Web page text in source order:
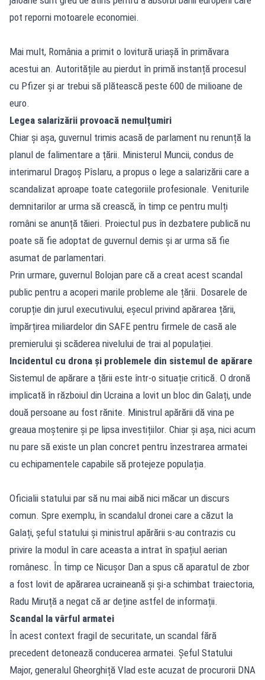
pot reporni motoarele economiei.
Mai mult, România a primit o lovitură uriașă în primăvara
acestui an. Autoritățile au pierdut în primă instanță procesul
cu Pfizer și ar trebui să plătească peste 600 de milioane de
euro.
Legea salarizării provoacă nemulțumiri
Chiar și așa, guvernul trimis acasă de parlament nu renunță la
planul de falimentare a țării. Ministerul Muncii, condus de
interimarul Dragoș Pîslaru, a propus o lege a salarizării care a
scandalizat aproape toate categoriile profesionale. Veniturile
demnitarilor ar urma să crească, în timp ce pentru mulți
români se anunță tăieri. Proiectul pus în dezbatere publică nu
poate să fie adoptat de guvernul demis și ar urma să fie
asumat de parlamentari.
Prin urmare, guvernul Bolojan pare că a creat acest scandal
public pentru a acoperi marile probleme ale țării. Dosarele de
corupție din jurul executivului, eșecul privind apărarea țării,
împărțirea miliardelor din SAFE pentru firmele de casă ale
premierului și scăderea nivelului de trai al populației.
Incidentul cu drona și problemele din sistemul de apărare
Sistemul de apărare a țării este într-o situație critică. O dronă
implicată în războiul din Ucraina a lovit un bloc din Galați, unde
două persoane au fost rănite. Ministrul apărării dă vina pe
greaua moștenire și pe lipsa investițiilor. Chiar și așa, nici acum
nu pare să existe un plan concret pentru înzestrarea armatei
cu echipamentele capabile să protejeze populația.
Oficialii statului par să nu mai aibă nici măcar un discurs
comun. Spre exemplu, în scandalul dronei care a căzut la
Galați, șeful statului și ministrul apărării s-au contrazis cu
privire la modul în care aceasta a intrat în spațiul aerian
românesc. În timp ce Nicușor Dan a spus că aparatul de zbor
a fost lovit de apărarea ucraineană și și-a schimbat traiectoria,
Radu Miruță a negat că ar deține astfel de informații.
Scandal la vârful armatei
În acest context fragil de securitate, un scandal fără
precedent detonează conducerea armatei. Șeful Statului
Major, generalul Gheorghiță Vlad este acuzat de procurorii DNA